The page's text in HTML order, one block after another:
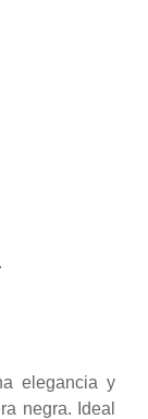
elegancia y
negra. Ideal